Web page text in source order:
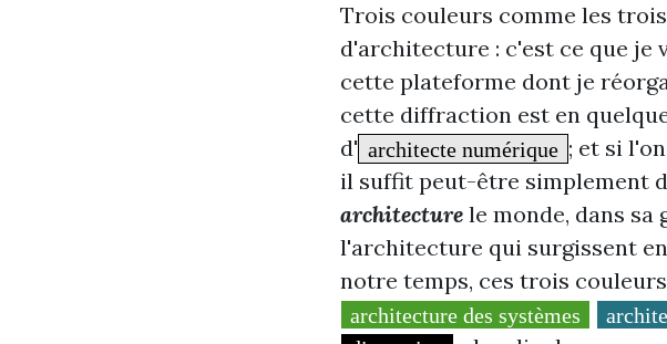
Trois couleurs comme les
d'architecture : c'est ce que je
cette plateforme dont je
cette diffraction est en
d' architecte numérique ; et si
il suffit peut-être simplement
architecture le monde, dans sa
l'architecture qui surgissent
notre temps, ces trois
architecture des systèmes